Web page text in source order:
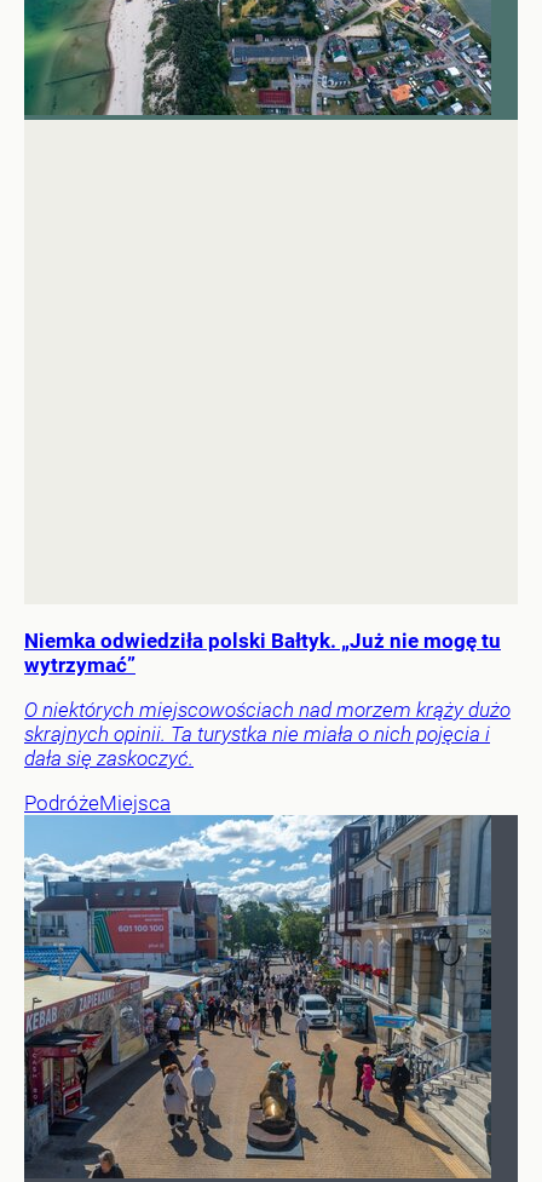
Niemka odwiedziła polski Bałtyk. „Już nie mogę tu
wytrzymać”
O niektórych miejscowościach nad morzem krąży dużo
skrajnych opinii. Ta turystka nie miała o nich pojęcia i
dała się zaskoczyć.
PodróżeMiejsca